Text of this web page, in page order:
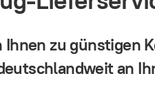
zu günstigen
an